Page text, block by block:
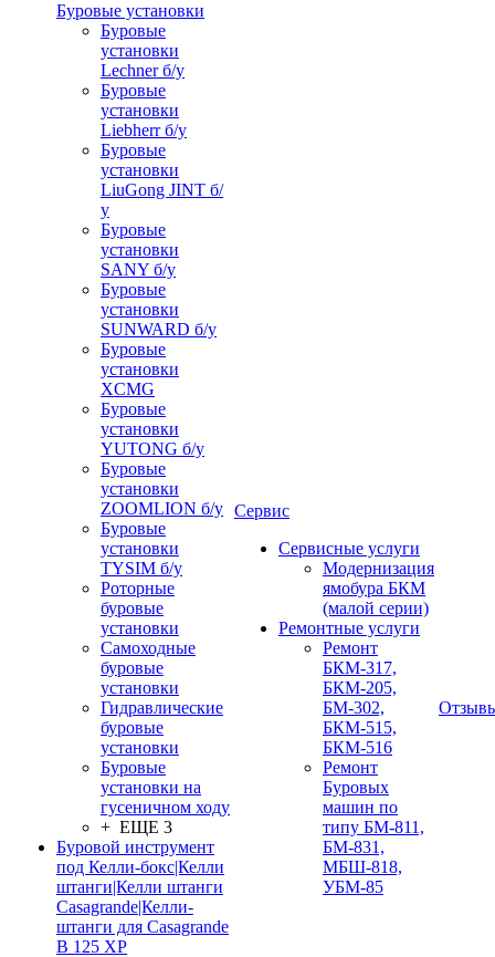
Буровые установки
Буровые
установки
Lechner б/у
Буровые
установки
Liebherr б/у
Буровые
установки
LiuGong JINT б/
у
Буровые
установки
SANY б/у
Буровые
установки
SUNWARD б/у
Буровые
установки
XCMG
Буровые
установки
YUTONG б/у
Буровые
установки
ZOOMLION б/у
Буровые
установки
TYSIM б/у
Роторные
буровые
установки
Самоходные
буровые
установки
Гидравлические
буровые
установки
Буровые
установки на
гусеничном ходу
+ ЕЩЕ 3
Буровой инструмент
под Келли-бокс|Келли
штанги|Келли штанги
Casagrande|Келли-
штанги для Casagrande
B 125 XP
Сервис
Сервисные услуги
Модернизация
ямобура БКМ
(малой серии)
Ремонтные услуги
Ремонт
БКМ-317,
БКМ-205,
БМ-302,
БКМ-515,
БКМ-516
Ремонт
Буровых
машин по
типу БМ-811,
БМ-831,
МБШ-818,
УБМ-85